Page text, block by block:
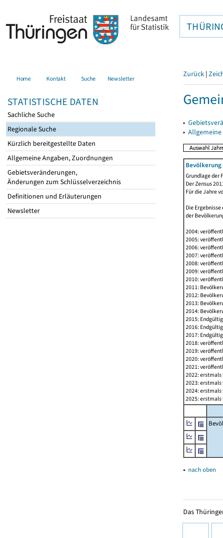
Home Kontakt Suche Newsletter
STATISTISCHE DATEN
Sachliche Suche
Regionale Suche
Kürzlich bereitgestellte Daten
Allgemeine Angaben, Zuordnungen
Gebietsveränderungen,
Änderungen zum Schlüsselverzeichnis
Definitionen und Erläuterungen
Newsletter
Zurück |
▸
▸
Grundlage der
Der Zensus
Für die Jahre
Die
der
2004:
2005:
2006:
2007:
2008:
2009:
2010:
2011:
2012:
2013:
2014:
2015:
2016:
2017:
2018:
2019:
2020:
2021:
2022:
2023:
2024:
2025:
▴ nach oben
Das